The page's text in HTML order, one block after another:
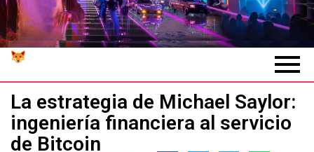
La estrategia de Michael Saylor:
ingeniería financiera al servicio
de Bitcoin